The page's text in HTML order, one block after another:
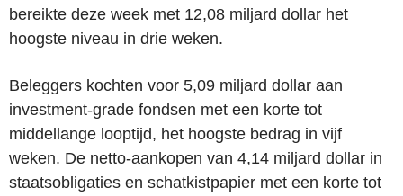
bereikte deze week met 12,08 miljard dollar het
hoogste niveau in drie weken.
Beleggers kochten voor 5,09 miljard dollar aan
investment-grade fondsen met een korte tot
middellange looptijd, het hoogste bedrag in vijf
weken. De netto-aankopen van 4,14 miljard dollar in
staatsobligaties en schatkistpapier met een korte tot